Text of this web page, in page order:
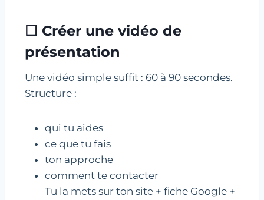
☐ Créer une vidéo de
présentation
Une vidéo simple suffit : 60 à 90 secondes.
Structure :
qui tu aides
ce que tu fais
ton approche
comment te contacter
Tu la mets sur ton site + fiche Google +